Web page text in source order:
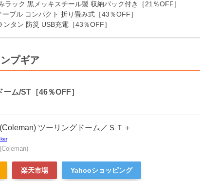
ラック 黒メッキスチール製 収納バック付き［21％OFF］
ブル コンパクト 折り畳み式［43％OFF］
タン 防災 USB充電［43％OFF］
プギア
ム/ST［46％OFF］
ツーリングドーム／ＳＴ＋
楽天市場 Yahooショッピング